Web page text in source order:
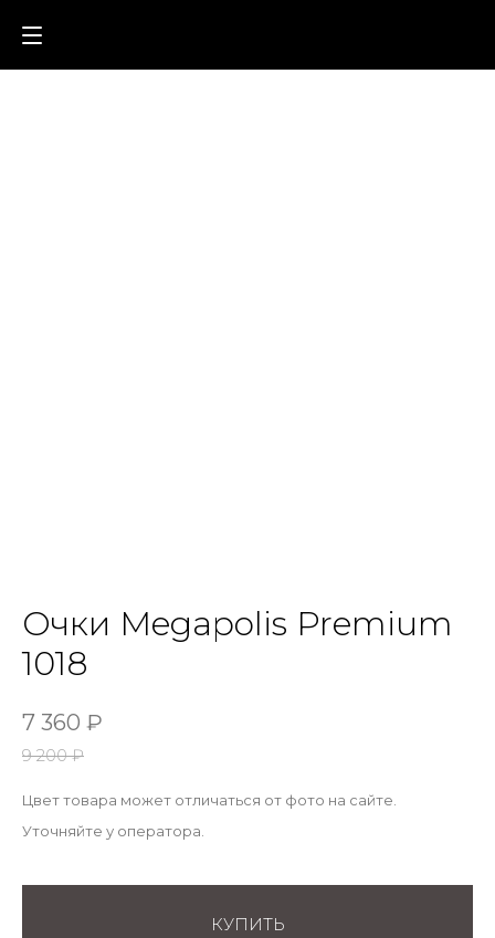
Очки Megapolis Premium
1018
7 360 ₽
9 200₽
Цвет товара может отличаться от фото на сайте.
Уточняйте у оператора.
КУПИТЬ